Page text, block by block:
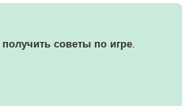
получить советы по игре